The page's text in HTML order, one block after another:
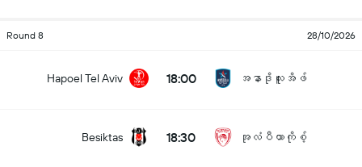
Round 8 28/10/2026
Hapoel Tel Aviv 18:00 အနာဒိုလူးအိဖ်
Besiktas 18:30 အုလံပီယာကိုစ့်